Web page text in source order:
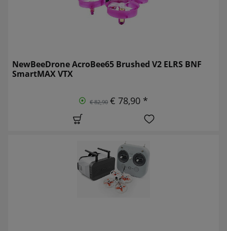
NewBeeDrone AcroBee65 Brushed V2 ELRS BNF
SmartMAX VTX
€ 82,90 € 78,90 *